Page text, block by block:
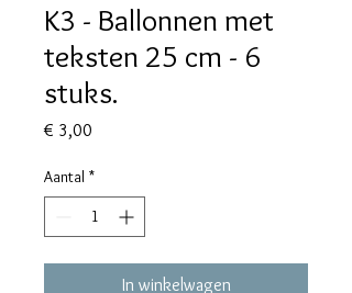
K3 - Ballonnen met
teksten 25 cm - 6
stuks.
€ 3,00
Aantal *
In winkelwagen